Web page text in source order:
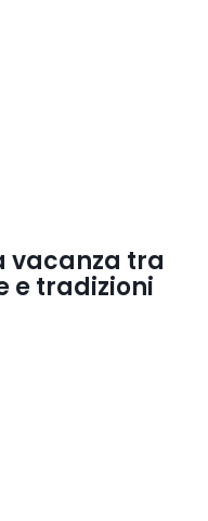
vacanza tra
e tradizioni